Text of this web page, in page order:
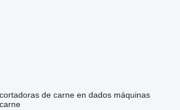
de carne en dados máquinas